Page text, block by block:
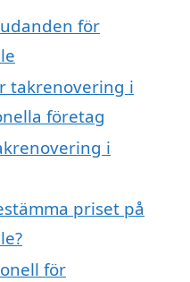
för
takrenovering i
företag
i
priset på
för